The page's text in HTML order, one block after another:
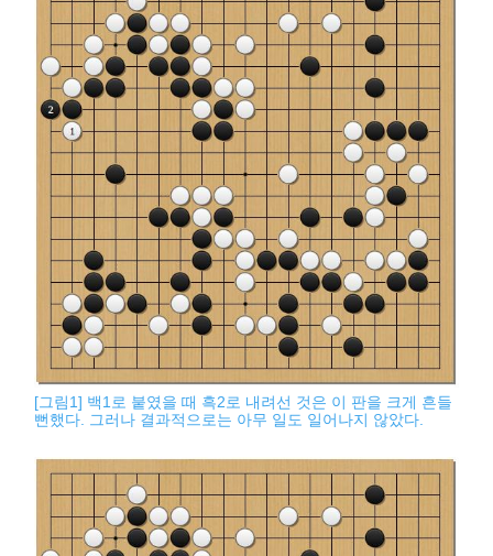
[그림1] 백1로 붙였을 때 흑2로 내려선 것은 이 판을 크게 흔들
뻔했다. 그러나 결과적으로는 아무 일도 일어나지 않았다.